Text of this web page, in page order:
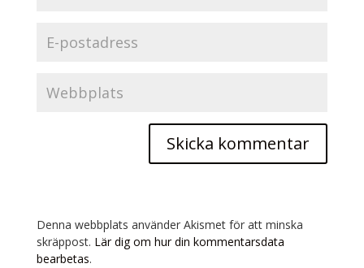
Denna webbplats använder Akismet för att minska
skräppost. Lär dig om hur din kommentarsdata
bearbetas.